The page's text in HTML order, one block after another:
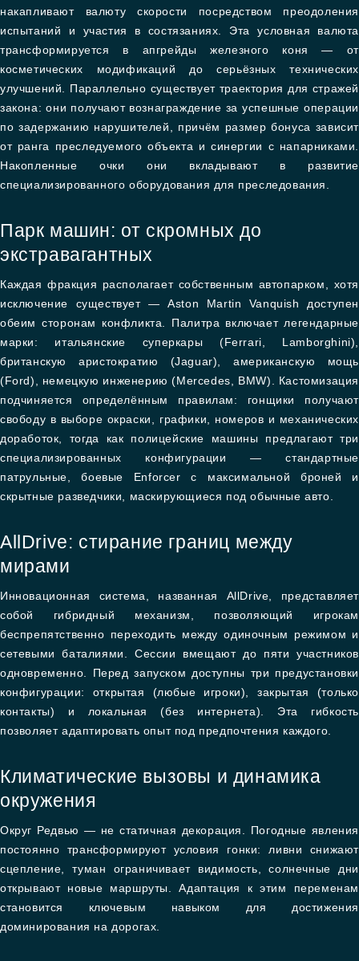
накапливают валюту скорости посредством преодоления
испытаний и участия в состязаниях. Эта условная валюта
трансформируется в апгрейды железного коня — от
косметических модификаций до серьёзных технических
улучшений. Параллельно существует траектория для стражей
закона: они получают вознаграждение за успешные операции
по задержанию нарушителей, причём размер бонуса зависит
от ранга преследуемого объекта и синергии с напарниками.
Накопленные очки они вкладывают в развитие
специализированного оборудования для преследования.
Парк машин: от скромных до
экстравагантных
Каждая фракция располагает собственным автопарком, хотя
исключение существует — Aston Martin Vanquish доступен
обеим сторонам конфликта. Палитра включает легендарные
марки: итальянские суперкары (Ferrari, Lamborghini),
британскую аристократию (Jaguar), американскую мощь
(Ford), немецкую инженерию (Mercedes, BMW). Кастомизация
подчиняется определённым правилам: гонщики получают
свободу в выборе окраски, графики, номеров и механических
доработок, тогда как полицейские машины предлагают три
специализированных конфигурации — стандартные
патрульные, боевые Enforcer с максимальной броней и
скрытные разведчики, маскирующиеся под обычные авто.
AllDrive: стирание границ между
мирами
Инновационная система, названная AllDrive, представляет
собой гибридный механизм, позволяющий игрокам
беспрепятственно переходить между одиночным режимом и
сетевыми баталиями. Сессии вмещают до пяти участников
одновременно. Перед запуском доступны три предустановки
конфигурации: открытая (любые игроки), закрытая (только
контакты) и локальная (без интернета). Эта гибкость
позволяет адаптировать опыт под предпочтения каждого.
Климатические вызовы и динамика
окружения
Округ Редвью — не статичная декорация. Погодные явления
постоянно трансформируют условия гонки: ливни снижают
сцепление, туман ограничивает видимость, солнечные дни
открывают новые маршруты. Адаптация к этим переменам
становится ключевым навыком для достижения
доминирования на дорогах.